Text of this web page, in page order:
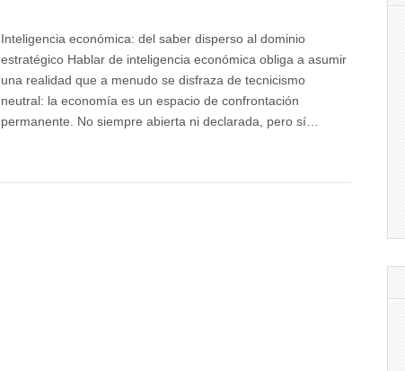
Inteligencia económica: del saber disperso al dominio
estratégico Hablar de inteligencia económica obliga a asumir
una realidad que a menudo se disfraza de tecnicismo
neutral: la economía es un espacio de confrontación
permanente. No siempre abierta ni declarada, pero sí…